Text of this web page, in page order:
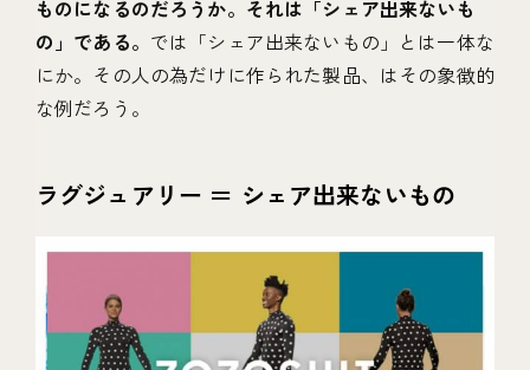
ものになるのだろうか。それは「シェア出来ないも
の」である。 では「シェア出来ないもの」とは一体な
にか。その人の為だけに作られた製品、はその象徴的
な例だろう。
ラグジュアリー ＝ シェア出来ないもの